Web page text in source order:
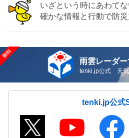
いざという時にあわて
確かな情報と行動で防
雨雲レーダー
tenki.jp公式 天気
tenki.jp公式